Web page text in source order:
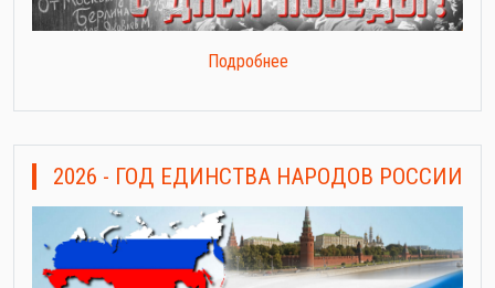
Подробнее
2026 - ГОД ЕДИНСТВА НАРОДОВ РОССИИ